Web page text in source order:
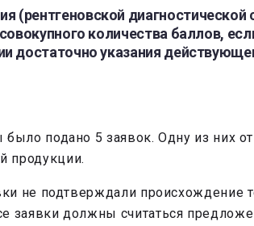
(рентгеновской
количества баллов,
достаточно указания
подано 5 заявок. Одну из них
продукции.
не подтверждали происхождение
должны считаться